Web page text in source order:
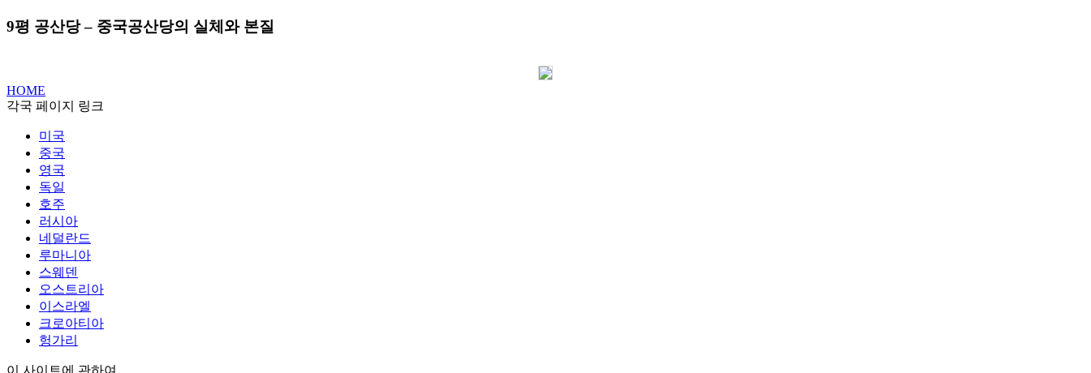
9평 공산당 – 중국공산당의 실체와 본질
HOME
각국 페이지 링크
미국
중국
영국
독일
호주
러시아
네덜란드
루마니아
스웨덴
오스트리아
이스라엘
크로아티아
헝가리
이 사이트에 관하여